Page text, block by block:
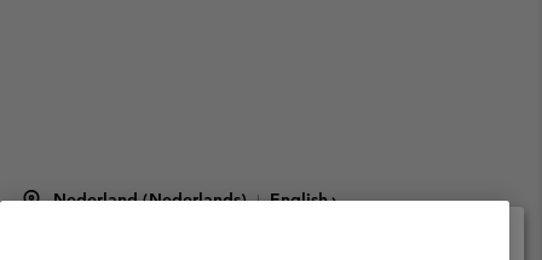
Nederland (Nederlands) | English ›